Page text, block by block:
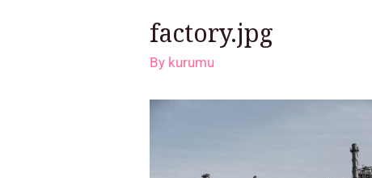
factory.jpg
By kurumu